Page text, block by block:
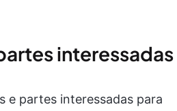
interessadas
e partes interessadas para